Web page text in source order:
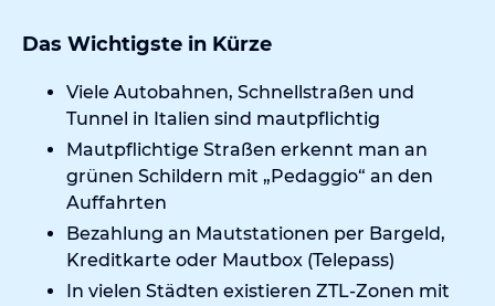
Das Wichtigste in Kürze
Viele Autobahnen, Schnellstraßen und
Tunnel in Italien sind mautpflichtig
Mautpflichtige Straßen erkennt man an
grünen Schildern mit „Pedaggio“ an den
Auffahrten
Bezahlung an Mautstationen per Bargeld,
Kreditkarte oder Mautbox (Telepass)
In vielen Städten existieren ZTL-Zonen mit